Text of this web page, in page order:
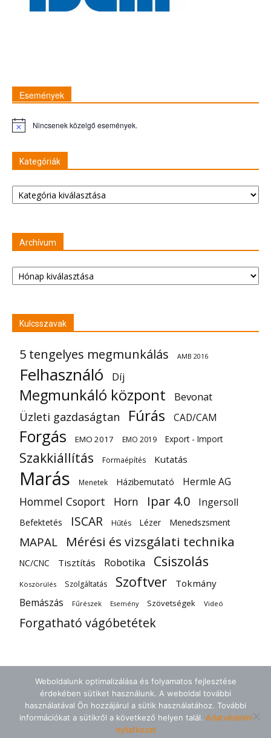
Események
Figyelmeztetés
Nincsenek közelgő események.
Kategóriák
Kategóriák
Archívum
Archívum
Kulcsszavak
5 tengelyes megmunkálás AMB 2016
Felhasználó Díj
Megmunkáló központ Bevonat
Üzleti gazdaságtan Fúrás CAD/CAM
Forgás EMO 2017 EMO 2019 Export - Import
Szakkiállítás Formaépítés Kutatás
Marás Menetek Házibemutató Hermle AG
Hommel Csoport Horn Ipar 4.0 Ingersoll
Befektetés ISCAR Hűtés Lézer Menedszsment
MAPAL Mérési és vizsgálati technika
NC/CNC Tisztítás Robotika Csiszolás
Köszörülés Szolgáltatás Szoftver Tokmány
Bemászás Fűrészek Esemény Szövetségek Videó
Forgatható vágóbetétek
Adatvédelem
Weboldalunk optimalizálása és folyamatos fejlesztése
érdekében sütiket használunk. A weboldal további
használatával Ön hozzájárul a sütik használatához. További
információkat a sütikről a következő helyen talál. Adatvédelmi
nyilatkozat